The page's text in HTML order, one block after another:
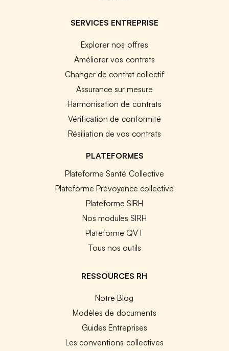
SERVICES ENTREPRISE
Explorer nos offres
Améliorer vos contrats
Changer de contrat collectif
Assurance sur mesure
Harmonisation de contrats
Vérification de conformité
Résiliation de vos contrats
PLATEFORMES
Plateforme Santé Collective
Plateforme Prévoyance collective
Plateforme SIRH
Nos modules SIRH
Plateforme QVT
Tous nos outils
RESSOURCES RH
Notre Blog
Modèles de documents
Guides Entreprises
Les conventions collectives